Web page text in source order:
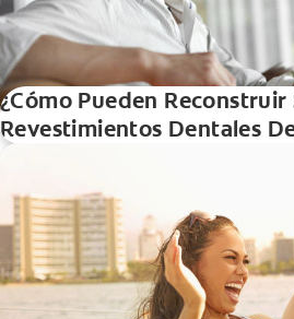
¿Cómo Pueden Reconstruir
Revestimientos Dentales